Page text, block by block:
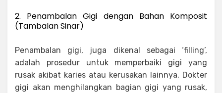
2. Penambalan Gigi dengan Bahan Komposit
(Tambalan Sinar)
Penambalan gigi, juga dikenal sebagai ‘filling’,
adalah prosedur untuk memperbaiki gigi yang
rusak akibat karies atau kerusakan lainnya. Dokter
gigi akan menghilangkan bagian gigi yang rusak,